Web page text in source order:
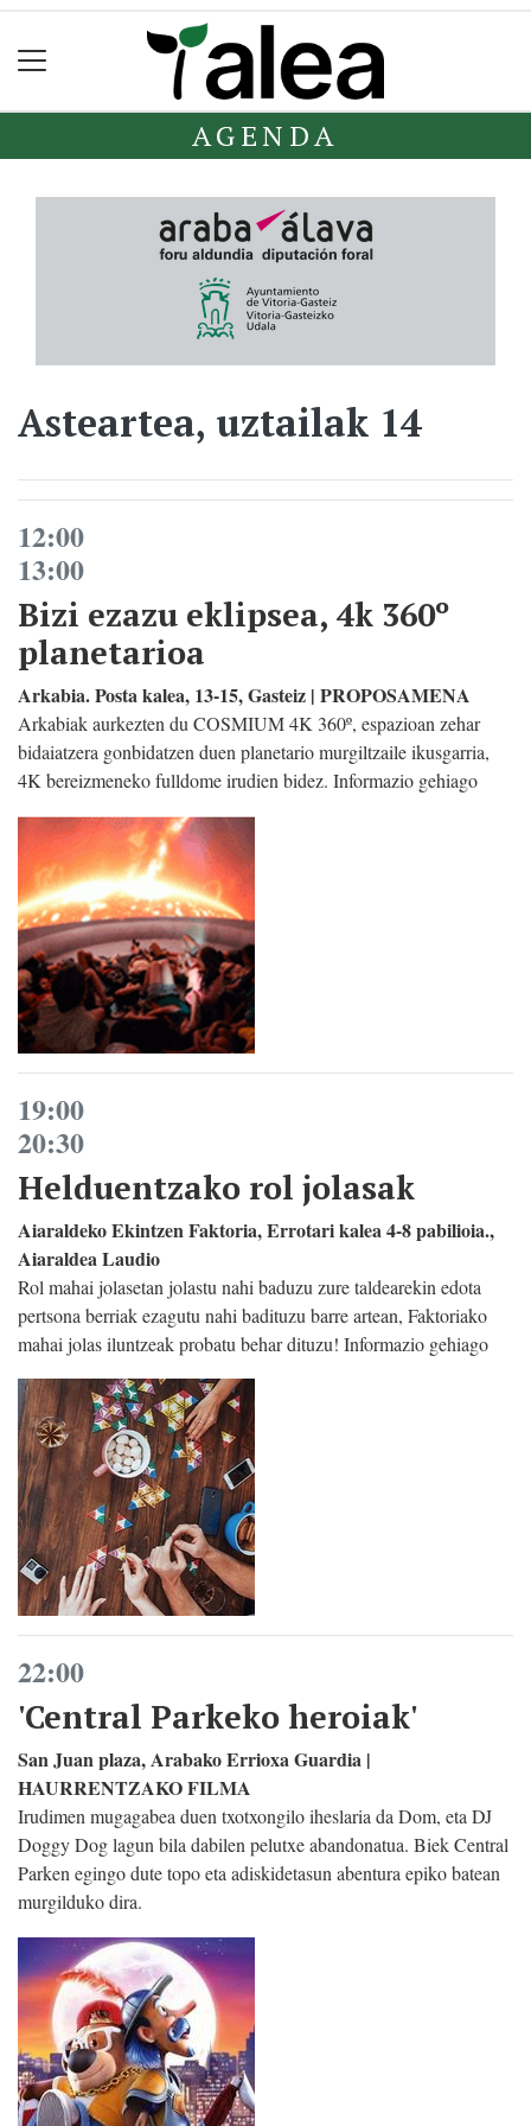
AGENDA
Asteartea, uztailak 14
12:00
13:00
Bizi ezazu eklipsea, 4k 360º
planetarioa
Arkabia. Posta kalea, 13-15, Gasteiz | PROPOSAMENA
Arkabiak aurkezten du COSMIUM 4K 360º, espazioan zehar
bidaiatzera gonbidatzen duen planetario murgiltzaile ikusgarria,
4K bereizmeneko fulldome irudien bidez. Informazio gehiago
19:00
20:30
Helduentzako rol jolasak
Aiaraldeko Ekintzen Faktoria, Errotari kalea 4-8 pabilioia.,
Aiaraldea Laudio
Rol mahai jolasetan jolastu nahi baduzu zure taldearekin edota
pertsona berriak ezagutu nahi badituzu barre artean, Faktoriako
mahai jolas iluntzeak probatu behar dituzu! Informazio gehiago
22:00
'Central Parkeko heroiak'
San Juan plaza, Arabako Errioxa Guardia |
HAURRENTZAKO FILMA
Irudimen mugagabea duen txotxongilo iheslaria da Dom, eta DJ
Doggy Dog lagun bila dabilen pelutxe abandonatua. Biek Central
Parken egingo dute topo eta adiskidetasun abentura epiko batean
murgilduko dira.